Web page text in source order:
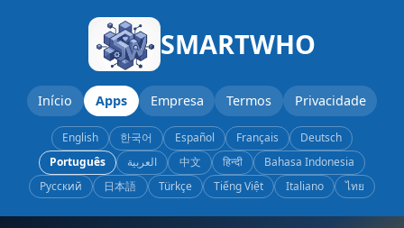
SMARTWHO
Início Apps Empresa Termos Privacidade
English 한국어 Español Français
Deutsch
Português
العربية 中文 हिन्दी
Bahasa Indonesia
Русский
日本語 Türkçe Tiếng Việt Italiano ไทย